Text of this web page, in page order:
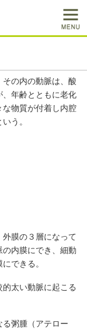
の内の動脈は、酸
年齢とともに老化
な物質が付着し内腔
う。
膜の３層になって
内膜にでき、細動
できる。
太い動脈に起こる
粥腫（アテロー